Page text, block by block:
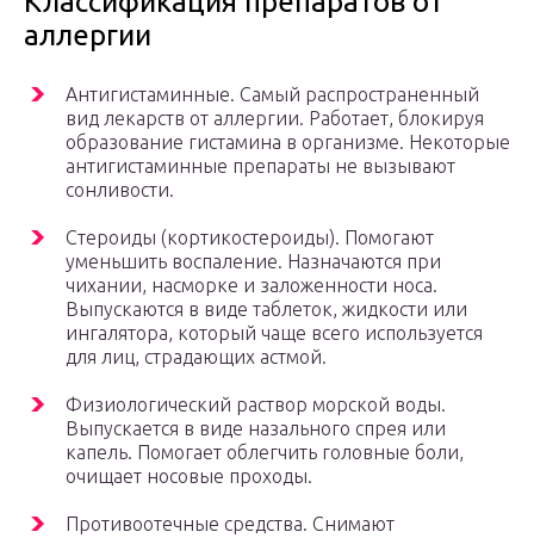
аллергии
Антигистаминные. Самый распространенный
вид лекарств от аллергии. Работает, блокируя
образование гистамина в организме. Некоторые
антигистаминные препараты не вызывают
сонливости.
Стероиды (кортикостероиды). Помогают
уменьшить воспаление. Назначаются при
чихании, насморке и заложенности носа.
Выпускаются в виде таблеток, жидкости или
ингалятора, который чаще всего используется
для лиц, страдающих астмой.
Физиологический раствор морской воды.
Выпускается в виде назального спрея или
капель. Помогает облегчить головные боли,
очищает носовые проходы.
Противоотечные средства. Снимают